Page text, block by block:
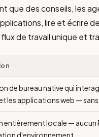
que des conseils, les
lire et écrire
de travail unique et
de bureau native qui
les applications web —
entièrement locale —
d'environnement